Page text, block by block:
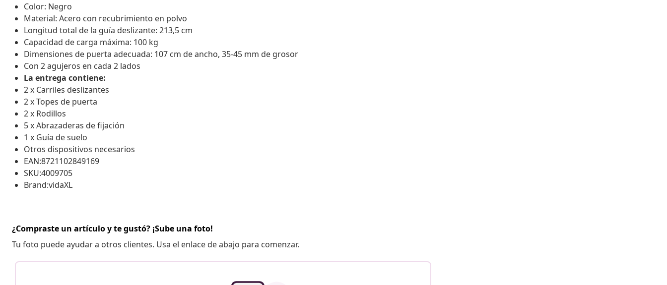
Color: Negro
Material: Acero con recubrimiento en polvo
Longitud total de la guía deslizante: 213,5 cm
Capacidad de carga máxima: 100 kg
Dimensiones de puerta adecuada: 107 cm de ancho, 35-45 mm de grosor
Con 2 agujeros en cada 2 lados
La entrega contiene:
2 x Carriles deslizantes
2 x Topes de puerta
2 x Rodillos
5 x Abrazaderas de fijación
1 x Guía de suelo
Otros dispositivos necesarios
EAN:8721102849169
SKU:4009705
Brand:vidaXL
¿Compraste un artículo y te gustó? ¡Sube una foto!
Tu foto puede ayudar a otros clientes. Usa el enlace de abajo para comenzar.